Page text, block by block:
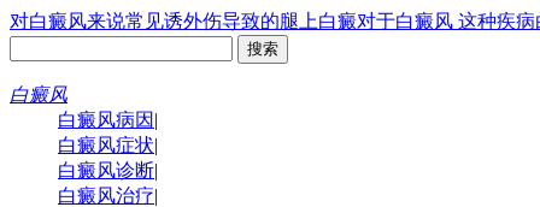
对白癜风来说常见诱外伤导致的腿上白癜对于白癜风 这种疾病
白癜风
白癜风病因 |
白癜风症状|
白癜风诊断|
白癜风治疗|